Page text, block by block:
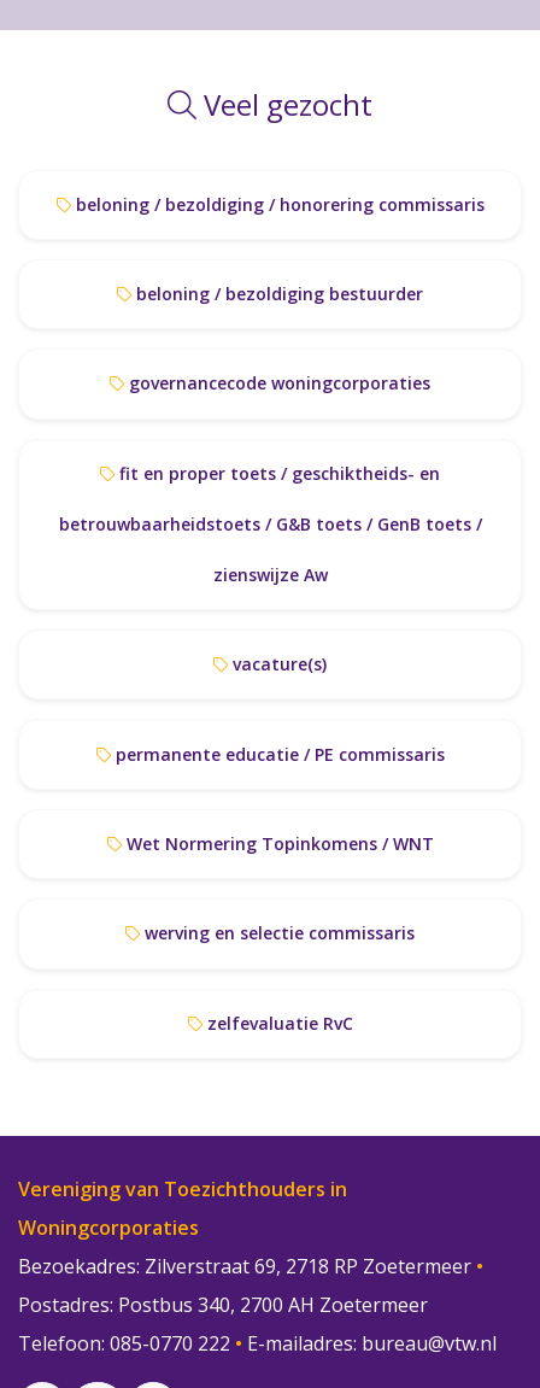
Veel gezocht
beloning / bezoldiging / honorering commissaris
beloning / bezoldiging bestuurder
governancecode woningcorporaties
betrouwbaarheidstoets / G&B toets / GenB toets /
zienswijze Aw
vacature(s)
permanente educatie / PE commissaris
Wet Normering Topinkomens / WNT
werving en selectie commissaris
zelfevaluatie RvC
Vereniging van Toezichthouders in
Woningcorporaties
Bezoekadres: Zilverstraat 69, 2718 RP Zoetermeer •
Postadres: Postbus 340, 2700 AH Zoetermeer
Telefoon: 085-0770 222 • E-mailadres: bureau@vtw.nl